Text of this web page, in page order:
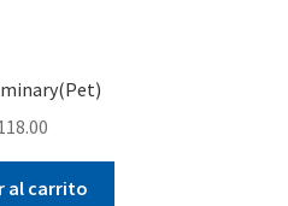
al carrito